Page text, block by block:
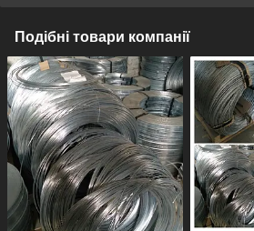
Подібні товари компанії